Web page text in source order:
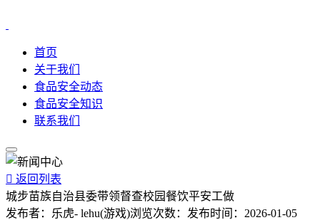
首页
关于我们
食品安全动态
食品安全知识
联系我们
 返回列表
城步苗族自治县委带领督查校园餐饮平安工做
发布者： 乐虎- lehu(游戏)浏览次数： 发布时间： 2026-01-05